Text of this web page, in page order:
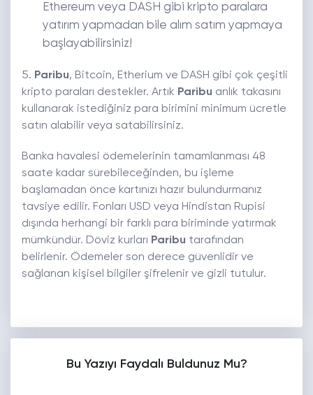
Ethereum veya DASH gibi kripto paralara
yatırım yapmadan bile alım satım yapmaya
başlayabilirsiniz!
5. Paribu, Bitcoin, Etherium ve DASH gibi çok çeşitli
kripto paraları destekler. Artık Paribu anlık takasını
kullanarak istediğiniz para birimini minimum ücretle
satın alabilir veya satabilirsiniz.
Banka havalesi ödemelerinin tamamlanması 48
saate kadar sürebileceğinden, bu işleme
başlamadan önce kartınızı hazır bulundurmanız
tavsiye edilir. Fonları USD veya Hindistan Rupisi
dışında herhangi bir farklı para biriminde yatırmak
mümkündür. Döviz kurları Paribu tarafından
belirlenir. Ödemeler son derece güvenlidir ve
sağlanan kişisel bilgiler şifrelenir ve gizli tutulur.
Bu Yazıyı Faydalı Buldunuz Mu?